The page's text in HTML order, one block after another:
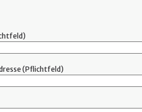
(Pflichtfeld)